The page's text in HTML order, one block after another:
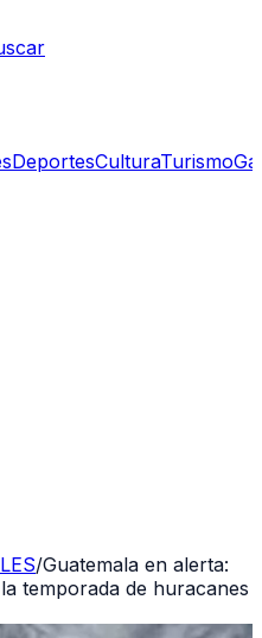
DeportesCulturaTurismo
/Guatemala en alerta:
temporada de huracanes